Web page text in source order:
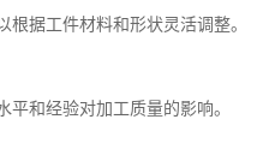
据工件材料和形状灵活调整。
和经验对加工质量的影响。